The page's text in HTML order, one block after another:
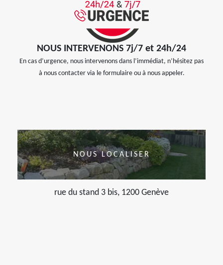
NOUS INTERVENONS 7j/7 et 24h/24
En cas d’urgence, nous intervenons dans l’immédiat, n’hésitez pas
à nous contacter via le formulaire ou à nous appeler.
NOUS LOCALISER
rue du stand 3 bis, 1200 Genève